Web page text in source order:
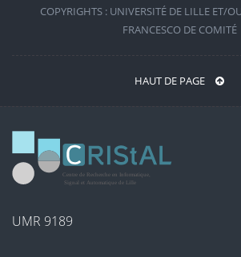
COPYRIGHTS : UNIVERSITÉ DE LILLE ET/
FRANCESCO DE COMITÉ
HAUT DE PAGE
UMR 9189